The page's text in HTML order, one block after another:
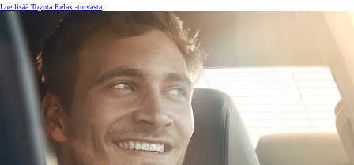
Lue lisää Toyota Relax -turvasta